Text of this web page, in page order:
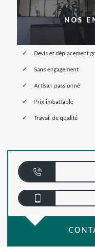
NOS
Devis et déplacement
Sans engagement
Artisan passionné
Prix imbattable
Travail de qualité